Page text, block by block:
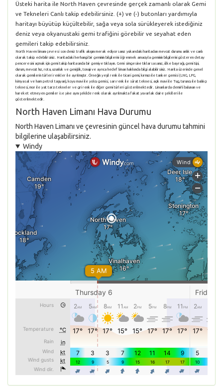
Üsteki harita ile North Haven çevresinde gerçek zamanlı olarak Gemi
ve Tekneleri Canlı takip edebilirsiniz. (+) ve (-) butonları yardımıyla
haritayı büyütüp küçültebilir, sağa veya sola sürükleyerek istediğiniz
deniz veya okyanustaki gemi trafiğini görebilir ve seyahat eden
gemileri takip edebilirsiniz.
North Haven limanı çevresi son deniz trafik akışını merak ediyorsanız yukarıdaki haritadan mevcut durumu anlık ve canlı
olarak takip edebilirsiniz. Haritadaki herhangi bir geminin bilgilerini öğrenmek amacıyla geminin bilgilerini gösteren detay
penceresini açmak için gemi takip haritasında bir gemiye tıklayın. Gemi simgesine tıklarsasanız, ülke bayrağı, gemi tipi,
durum, mevcut hız, rota, uzunluk ve genişlik, tonajı ve ayrıca hedef liman hakkında bilgi alabilirsiniz. Harita üzerinde genel
olarak gemilerin türleri renkler ile ayrılmıştır. Örneğin yeşil renk ile ticari gemi, kırmızı ile tanker gemisi (LNG, LPG,
kimyasal ve ham petrol taşıyan), koyu mavi ile yolcu gemisi, sarı renk ile sürat teknesi, açık mavi ile Tug, turuncu ile balıkçı
teknesi, mor ile yat tarzı tekneler ve gri renk ile diğer gemi türleri gösterilmektedir. Limanlarda demirli bulunan ve
hareket etmeyen gemiler ise yine aynı şekilde renk olarak ayrılmakta fakat yuvarlak daire şekilleri ile
gösterilmektedir.
North Haven Limanı Hava Durumu
North Haven Limanı ve çevresinin güncel hava durumu tahmini
bilgilerine ulaşabilirsiniz.
Windy